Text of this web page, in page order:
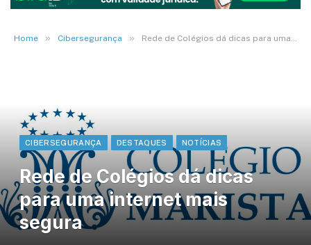
Home » Cibersegurança » Rede de Colégios dá dicas para uma internet mais segura
CIBERSEGURANÇA DESTAQUES NOTÍCIAS
Rede de Colégios dá dicas
para uma internet mais
segura